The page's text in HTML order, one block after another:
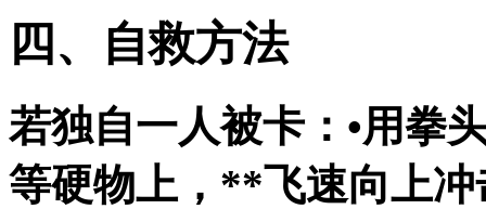
四、自救方法
若独自一人被卡：•用拳
等硬物上，**飞速向上